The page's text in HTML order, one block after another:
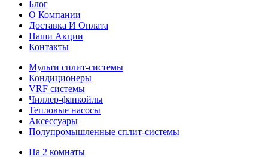
Блог
О Компании
Доставка И Оплата
Наши Акции
Контакты
Мульти сплит-системы
Кондиционеры
VRF системы
Чиллер-фанкойлы
Тепловые насосы
Аксессуары
Полупромышленные сплит-системы
На 2 комнаты